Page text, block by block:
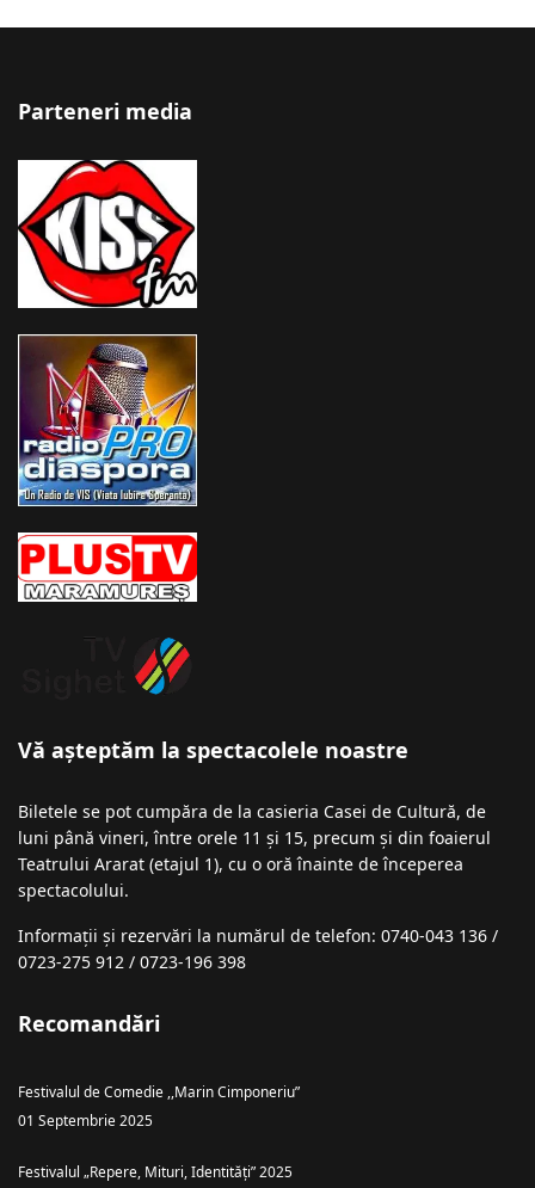
Parteneri media
Vă așteptăm la spectacolele noastre
Biletele se pot cumpăra de la casieria Casei de Cultură, de
luni până vineri, între orele 11 și 15, precum și din foaierul
Teatrului Ararat (etajul 1), cu o oră înainte de începerea
spectacolului.
Informații şi rezervări la numărul de telefon: 0740-043 136 /
0723-275 912 / 0723-196 398
Recomandări
Festivalul de Comedie ,,Marin Cimponeriu”
01 Septembrie 2025
Festivalul „Repere, Mituri, Identități” 2025